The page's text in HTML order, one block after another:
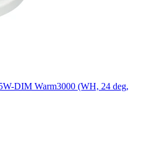
DIM Warm3000 (WH, 24 deg,